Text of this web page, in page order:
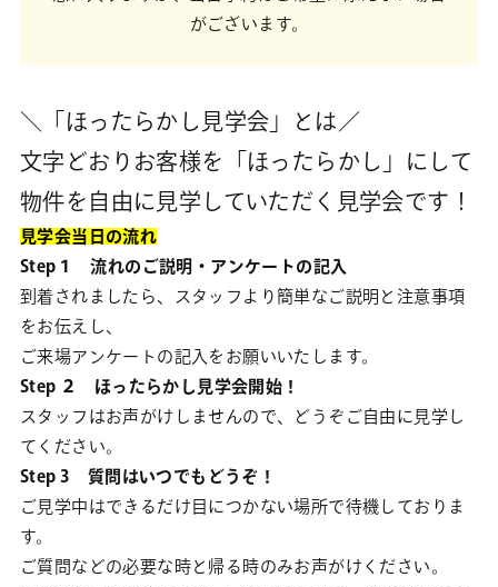
がございます。
＼「ほったらかし見学会」とは／
文字どおりお客様を「ほったらかし」にして
物件を自由に見学していただく見学会です！
見学会当日の流れ
Step１ 流れのご説明・アンケートの記入
到着されましたら、スタッフより簡単なご説明と注意事項
をお伝えし、
ご来場アンケートの記入をお願いいたします。
Step ２ ほったらかし見学会開始！
スタッフはお声がけしませんので、どうぞご自由に見学し
てください。
Step 3 質問はいつでもどうぞ！
ご見学中はできるだけ目につかない場所で待機しておりま
す。
ご質問などの必要な時と帰る時のみお声がけください。